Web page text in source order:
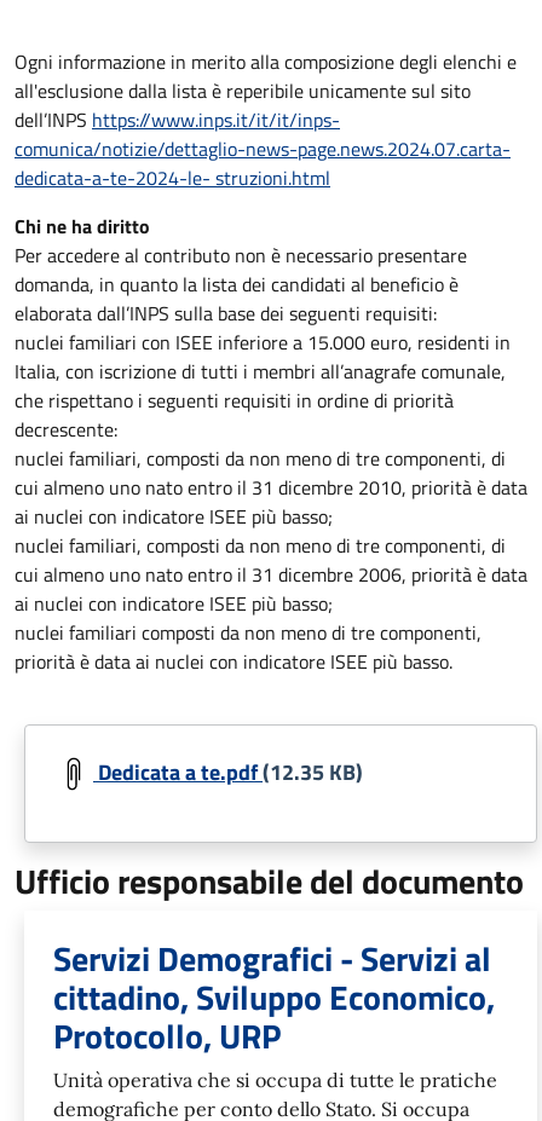
Ogni informazione in merito alla composizione degli elenchi e
all'esclusione dalla lista è reperibile unicamente sul sito
dell’INPS https://www.inps.it/it/it/inps-
comunica/notizie/dettaglio-news-page.news.2024.07.carta-
dedicata-a-te-2024-le- struzioni.html
Chi ne ha diritto
Per accedere al contributo non è necessario presentare
domanda, in quanto la lista dei candidati al beneficio è
elaborata dall’INPS sulla base dei seguenti requisiti:
nuclei familiari con ISEE inferiore a 15.000 euro, residenti in
Italia, con iscrizione di tutti i membri all’anagrafe comunale,
che rispettano i seguenti requisiti in ordine di priorità
decrescente:
nuclei familiari, composti da non meno di tre componenti, di
cui almeno uno nato entro il 31 dicembre 2010, priorità è data
ai nuclei con indicatore ISEE più basso;
nuclei familiari, composti da non meno di tre componenti, di
cui almeno uno nato entro il 31 dicembre 2006, priorità è data
ai nuclei con indicatore ISEE più basso;
nuclei familiari composti da non meno di tre componenti,
priorità è data ai nuclei con indicatore ISEE più basso.
Dedicata a te.pdf(12.35 KB)
Ufficio responsabile del documento
Servizi Demografici - Servizi al
cittadino, Sviluppo Economico,
Protocollo, URP
Unità operativa che si occupa di tutte le pratiche
demografiche per conto dello Stato. Si occupa